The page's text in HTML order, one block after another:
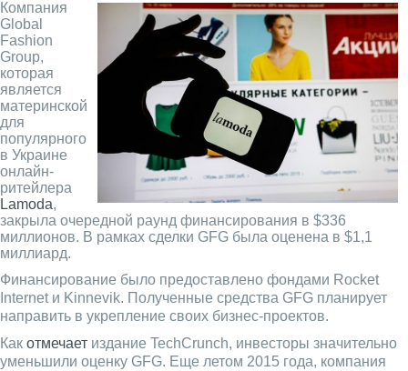
Компания
Global
Fashion
Group,
которая
является
материнской
для
популярного
в Украине
онлайн-
ритейлера
Lamoda,
закрыла очередной раунд финансирования в $336
миллионов. В рамках сделки GFG была оценена в $1,1
миллиард.
Финансирование было предоставлено фондами Rocket
Internet и Kinnevik. Полученные средства GFG планирует
направить в укрепление своих бизнес-проектов.
Как отмечает издание TechCrunch, инвесторы значительно
уменьшили оценку GFG. Еще летом 2015 года, компания